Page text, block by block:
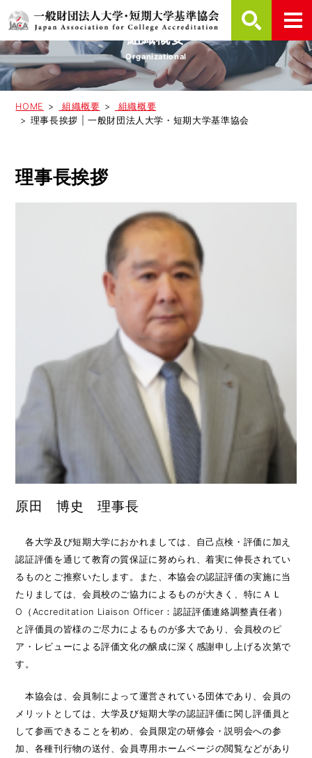
組織概要
Organizational
HOME 組織概要
組織概要
理事長挨拶 | 一般財団法人大学・短期大学基準協会
理事長挨拶
原田 博史 理事長
各大学及び短期大学におかれましては、自己点検・評価に加え
認証評価を通じて教育の質保証に努められ、着実に伸長されてい
るものとご推察いたします。また、本協会の認証評価の実施に当
たりましては、会員校のご協力によるものが大きく、特にＡＬ
O（Accreditation Liaison Officer：認証評価連絡調整責任者）
と評価員の皆様のご尽力によるものが多大であり、会員校のピ
ア・レビューによる評価文化の醸成に深く感謝申し上げる次第で
す。
本協会は、会員制によって運営されている団体であり、会員の
メリットとしては、大学及び短期大学の認証評価に関し評価員と
して参画できることを初め、会員限定の研修会・説明会への参
加、各種刊行物の送付、会員専用ホームページの閲覧などがあり